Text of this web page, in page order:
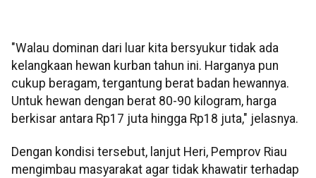
"Walau dominan dari luar kita bersyukur tidak ada
kelangkaan hewan kurban tahun ini. Harganya pun
cukup beragam, tergantung berat badan hewannya.
Untuk hewan dengan berat 80-90 kilogram, harga
berkisar antara Rp17 juta hingga Rp18 juta," jelasnya.
Dengan kondisi tersebut, lanjut Heri, Pemprov Riau
mengimbau masyarakat agar tidak khawatir terhadap